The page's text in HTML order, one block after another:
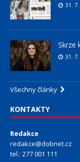
31.
Skrze
31.
Všechny články
KONTAKTY
Redakce
redakce@dobnet.cz
tel.: 277 001 111